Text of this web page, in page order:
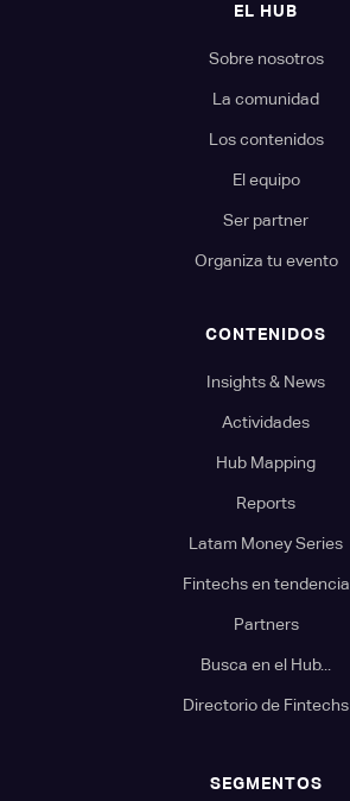
EL HUB
Sobre nosotros
La comunidad
Los contenidos
El equipo
Ser partner
Organiza tu evento
CONTENIDOS
Insights & News
Actividades
Hub Mapping
Reports
Latam Money Series
Fintechs en tendencia
Partners
Busca en el Hub...
Directorio de Fintechs
SEGMENTOS